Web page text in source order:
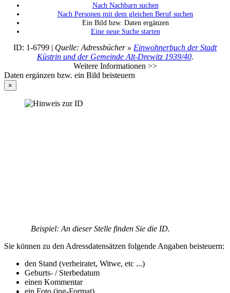
Nach Nachbarn suchen
Nach Personen mit dem gleichen Beruf suchen
Ein Bild bzw. Daten ergänzen
Eine neue Suche starten
ID: 1-6799 | Quelle: Adressbücher » Einwohnerbuch der Stadt
Küstrin und der Gemeinde Alt-Drewitz 1939/40.
Weitere Informationen >>
Daten ergänzen bzw. ein Bild beisteuern
×
Beispiel: An dieser Stelle finden Sie die ID.
Sie können zu den Adressdatensätzen folgende Angaben beisteuern:
den Stand (verheiratet, Witwe, etc ...)
Geburts- / Sterbedatum
einen Kommentar